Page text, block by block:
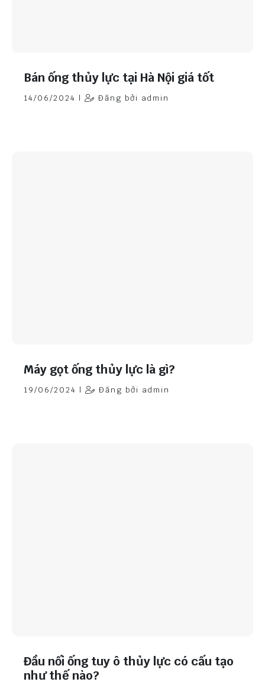
Bán ống thủy lực tại Hà Nội giá tốt
14/06/2024 | Đăng bởi admin
Máy gọt ống thủy lực là gì?
19/06/2024 | Đăng bởi admin
Đầu nối ống tuy ô thủy lực có cấu tạo
như thế nào?